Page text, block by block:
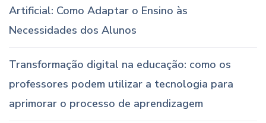
Artificial: Como Adaptar o Ensino às
Necessidades dos Alunos
Transformação digital na educação: como os
professores podem utilizar a tecnologia para
aprimorar o processo de aprendizagem